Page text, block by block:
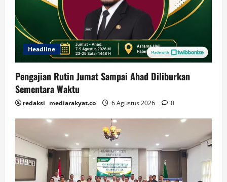
Headline
Pengajian Rutin Jumat Sampai Ahad Diliburkan
Sementara Waktu
redaksi_ mediarakyat.co 6 Agustus 2026 0